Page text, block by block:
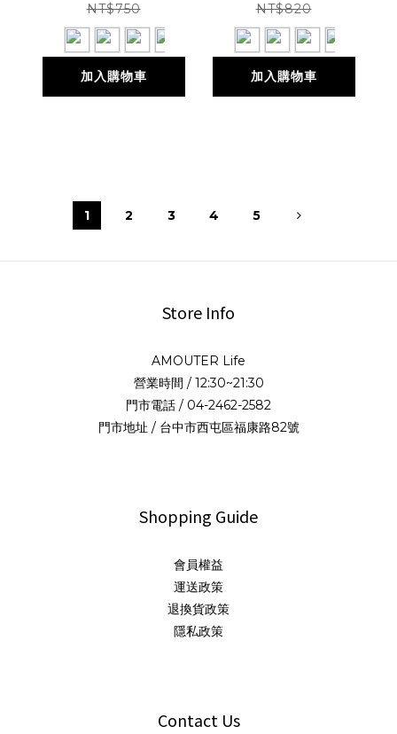
RENEW (CB2853)
NT$750
加入購物車
瓶 RENEW
(CB2852)
NT$820
加入購物車
1 2 3 4 5
Store Info
AMOUTER Life
營業時間 / 12:30~21:30
門市電話 / 04-2462-2582
門市地址 / 台中市西屯區福康路82號
Shopping Guide
會員權益
運送政策
退換貨政策
隱私政策
Contact Us